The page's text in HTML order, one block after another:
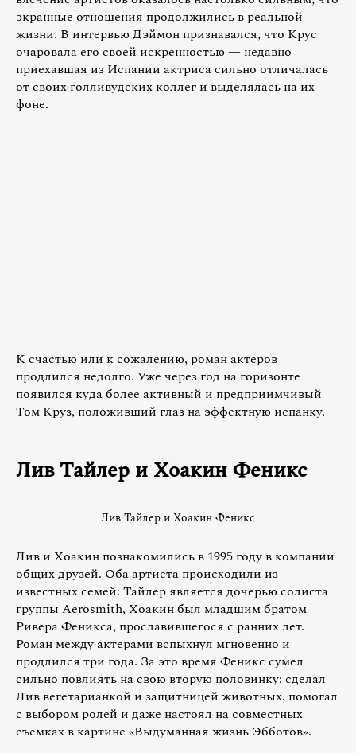
экранные отношения продолжились в реальной
жизни. В интервью Дэймон признавался, что Крус
очаровала его своей искренностью — недавно
приехавшая из Испании актриса сильно отличалась
от своих голливудских коллег и выделялась на их
фоне.
К счастью или к сожалению, роман актеров
продлился недолго. Уже через год на горизонте
появился куда более активный и предприимчивый
Том Круз, положивший глаз на эффектную испанку.
Лив Тайлер и Хоакин Феникс
Лив Тайлер и Хоакин Феникс
Лив и Хоакин познакомились в 1995 году в компании
общих друзей. Оба артиста происходили из
известных семей: Тайлер является дочерью солиста
группы Aerosmith, Хоакин был младшим братом
Ривера Феникса, прославившегося с ранних лет.
Роман между актерами вспыхнул мгновенно и
продлился три года. За это время Феникс сумел
сильно повлиять на свою вторую половинку: сделал
Лив вегетарианкой и защитницей животных, помогал
с выбором ролей и даже настоял на совместных
съемках в картине «Выдуманная жизнь Эбботов».